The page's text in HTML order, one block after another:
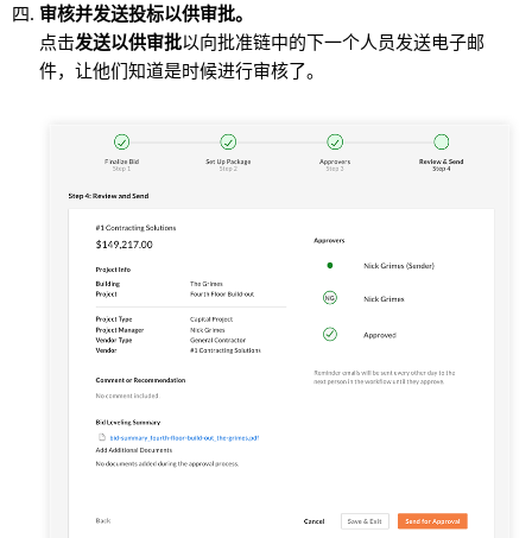
审核并发送投标以供审批。
点击发送以供审批以向批准链中的下一个人员发送电子邮
件，让他们知道是时候进行审核了。